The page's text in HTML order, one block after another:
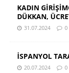
KADIN
DÜKKAN,
31.07.2024 0
İSPANYOL
20.07.2024 0